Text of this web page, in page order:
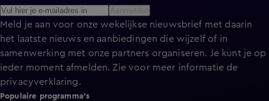
Meld je aan voor onze wekelijkse nieuwsbrief met daarin
het laatste nieuws en aanbiedingen die wijzelf of in
samenwerking met onze partners organiseren. Je kunt je op
ieder moment afmelden. Zie voor meer informatie de
privacyverklaring.
Populaire programma's